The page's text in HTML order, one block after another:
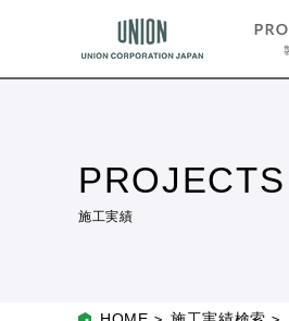
PROJECTS
施工実績